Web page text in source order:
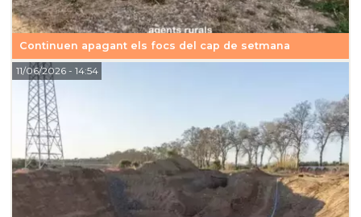
Continuen apagant els focs del cap de setmana
11/06/2026- 14:54